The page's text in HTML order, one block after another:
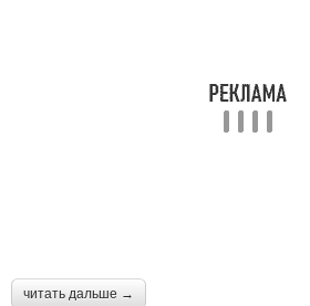
читать дальше →